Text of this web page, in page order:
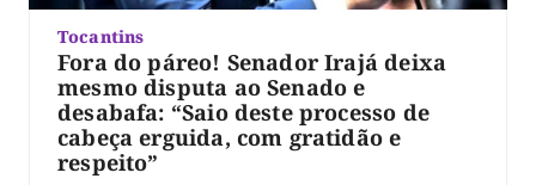
Tocantins
Fora do páreo! Senador Irajá deixa
mesmo disputa ao Senado e
desabafa: “Saio deste processo de
cabeça erguida, com gratidão e
respeito”